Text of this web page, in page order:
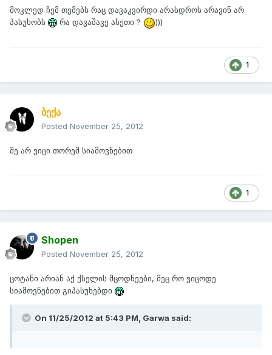
მოკლედ ჩემ თემებს რაც დავაკვირდი არასდროს არავინ არ
პასუხობს
რა დავაშავე ასეთი ? )))
1
ბექა
Posted November 25, 2012
მე არ ვიცი თორემ სიამოვნებით
1
Shopen
Posted November 25, 2012
ცოტანი არიან აქ ქსელის მცოდნეები, მეც რო ვიცოდე
სიამოვნებით გიპასუხებდი
On 11/25/2012 at 5:43 PM, Garwa said: